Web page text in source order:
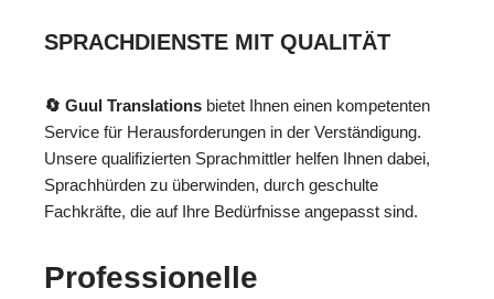
SPRACHDIENSTE MIT QUALITÄT
🔄 Guul Translations bietet Ihnen einen kompetenten
Service für Herausforderungen in der Verständigung.
Unsere qualifizierten Sprachmittler helfen Ihnen dabei,
Sprachhürden zu überwinden, durch geschulte
Fachkräfte, die auf Ihre Bedürfnisse angepasst sind.
Professionelle